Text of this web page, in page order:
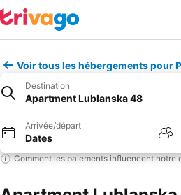
Voir tous les hébergements pour
Destination
Apartment Lublanska 48
Arrivée/départ
Dates
Comment les paiements influencent notre